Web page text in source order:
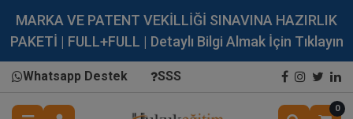
MARKA VE PATENT VEKİLLİĞİ SINAVINA HAZIRLIK
PAKETİ | FULL+FULL | Detaylı Bilgi Almak İçin Tıklayın
Whatsapp Destek SSS
0